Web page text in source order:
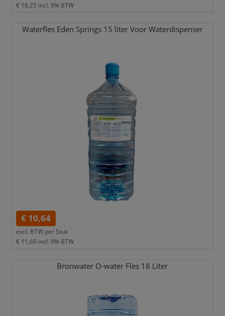
€ 16,25 incl. 9% BTW
Waterfles Eden Springs 15 liter Voor Waterdispenser
€ 10,64
excl. BTW per Stuk
€ 11,60 incl. 9% BTW
Bronwater O-water Fles 18 Liter